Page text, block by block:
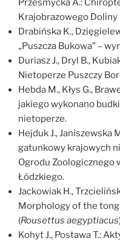
Przesmycka A.:
Krajobrazowego Doliny
Drabińska K.,
„Puszcza Bukowa” –
Duriasz J., Dryl B.,
Nietoperze Puszczy
Hebda M., Kłys G.,
jakiego wykonano
nietoperze.
Hejduk J., Janiszewska
gatunkowy krajowych
Ogrodu Zoologicznego
Łódzkiego.
Jackowiak H.,
Morphology of the
(Rousettus aegyptiacus
Kohyt J., Postawa T.: